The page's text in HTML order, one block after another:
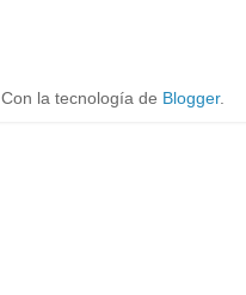
Con la tecnología de Blogger.